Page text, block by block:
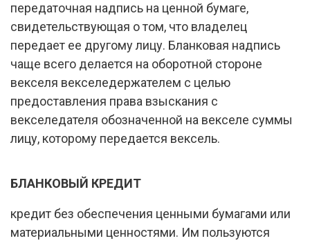
передаточная надпись на ценной бумаге,
свидетельствующая о том, что владелец
передает ее другому лицу. Бланковая надпись
чаще всего делается на оборотной стороне
векселя векселедержателем с целью
предоставления права взыскания с
векселедателя обозначенной на векселе суммы
лицу, которому передается вексель.
БЛАНКОВЫЙ КРЕДИТ
кредит без обеспечения ценными бумагами или
материальными ценностями. Им пользуются